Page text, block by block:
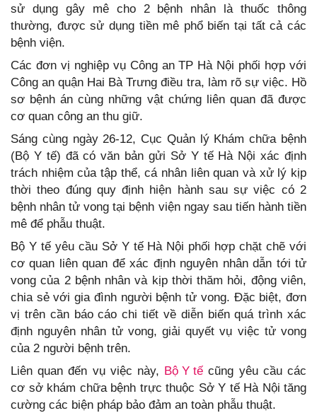
sử dụng gây mê cho 2 bệnh nhân là thuốc thông
thường, được sử dụng tiền mê phổ biến tại tất cả các
bệnh viện.
Các đơn vị nghiệp vụ Công an TP Hà Nội phối hợp với
Công an quận Hai Bà Trưng điều tra, làm rõ sự việc. Hồ
sơ bệnh án cùng những vật chứng liên quan đã được
cơ quan công an thu giữ.
Sáng cùng ngày 26-12, Cục Quản lý Khám chữa bệnh
(Bộ Y tế) đã có văn bản gửi Sở Y tế Hà Nội xác định
trách nhiệm của tập thể, cá nhân liên quan và xử lý kịp
thời theo đúng quy định hiện hành sau sự việc có 2
bệnh nhân tử vong tại bệnh viện ngay sau tiến hành tiền
mê để phẫu thuật.
Bộ Y tế yêu cầu Sở Y tế Hà Nội phối hợp chặt chẽ với
cơ quan liên quan để xác định nguyên nhân dẫn tới tử
vong của 2 bệnh nhân và kịp thời thăm hỏi, động viên,
chia sẻ với gia đình người bệnh tử vong. Đặc biệt, đơn
vị trên cần báo cáo chi tiết về diễn biến quá trình xác
định nguyên nhân tử vong, giải quyết vụ việc tử vong
của 2 người bệnh trên.
Liên quan đến vụ việc này, Bộ Y tế cũng yêu cầu các
cơ sở khám chữa bệnh trực thuộc Sở Y tế Hà Nội tăng
cường các biện pháp bảo đảm an toàn phẫu thuật.